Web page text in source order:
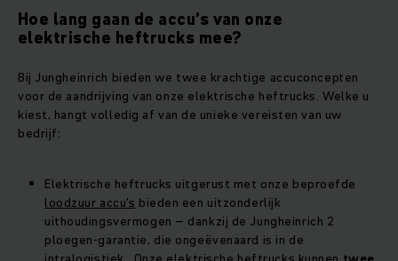
Hoe lang gaan de accu’s van onze
elektrische heftrucks mee?
Bij Jungheinrich bieden we twee krachtige accuconcepten
voor de aandrijving van onze elektrische heftrucks. Welke u
kiest, hangt volledig af van de unieke vereisten van uw
bedrijf:
Elektrische heftrucks uitgerust met onze beproefde
loodzuur accu's bieden een uitzonderlijk
uithoudingsvermogen – dankzij de Jungheinrich 2
ploegen-garantie, die ongeëvenaard is in de